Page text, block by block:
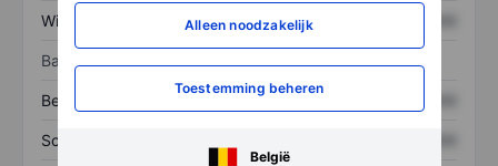
Alleen noodzakelijk
Toestemming beheren
België
Winst XXXXXXX
Balans
Bezittingen XXXXXXX
Schulden